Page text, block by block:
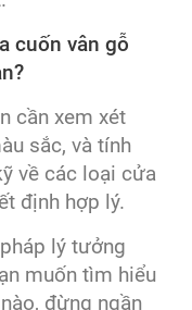
cuốn vân gỗ
cần xem xét
sắc, và tính
về các loại cửa
định hợp lý.
lý tưởng
muốn tìm hiểu
đừng ngần